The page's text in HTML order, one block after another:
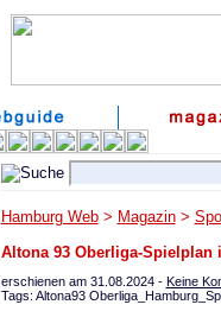
Hamburg Web> Magazin>
Altona 93 Oberliga-Spielplan
erschienen am 31.08.2024 - Keine
Tags: Altona93